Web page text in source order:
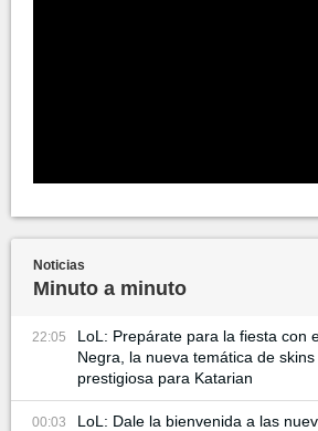
Noticias
Minuto a minuto
22:05
LoL: Prepárate para la fiesta con
Negra, la nueva temática de
prestigiosa para Katarian
00:03
LoL: Dale la bienvenida a las